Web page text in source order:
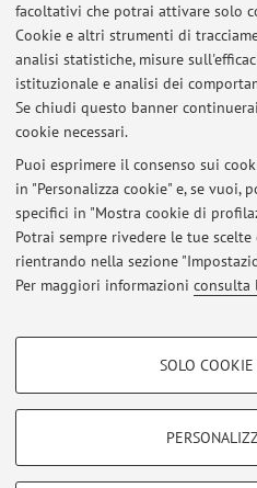
facoltativi che potrai attivare solo
Cookie e altri strumenti di
analisi statistiche, misure
istituzionale e analisi dei
Se chiudi questo banner
cookie necessari.
Puoi esprimere il consenso sui
in "Personalizza cookie" e, se vuoi,
specifici in "Mostra cookie di
Potrai sempre rivedere le tue
rientrando nella sezione
Per maggiori informazioni consulta
COOKIE DI PROFILAZIONE -
SOLO COOKIE
ll ricevimento è fissato il lunedì
nell'ufficio del docente a
Gli studenti sono invitati a
fissare un appuntamento.
Ultimi
Al momento non
Area riservata
Accedi tramiteloginper gestire